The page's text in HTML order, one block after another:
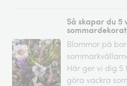
Så skapar du 5
Blommor på
Här ger vi dig 5
göra vackra